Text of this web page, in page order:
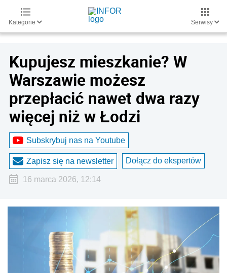
Kategorie Serwisy
Kupujesz mieszkanie? W
Warszawie możesz
przepłacić nawet dwa razy
więcej niż w Łodzi
Subskrybuj nas na Youtube
Zapisz się na newsletter Dołącz do ekspertów
16 marca 2026, 12:14